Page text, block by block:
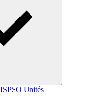
ISPSO Unités